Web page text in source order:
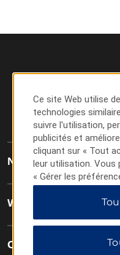
Nous joindre
Wyndham Business
Conditions générales
Ce site Web utilise
technologies
suivre l'utilisation,
publicités et
cliquant sur « Tout
leur utilisation. Vous
« Gérer les
choix ou sur « Tout
les cookies